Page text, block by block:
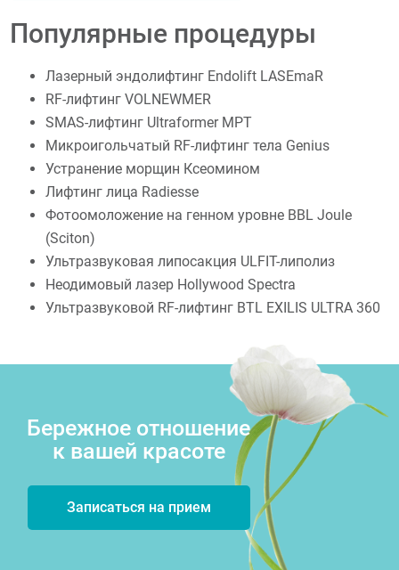
Популярные процедуры
Лазерный эндолифтинг Endolift LASEmaR
RF-лифтинг VOLNEWMER
SMAS-лифтинг Ultraformer MPT
Микроигольчатый RF-лифтинг тела Genius
Устранение морщин Ксеомином
Лифтинг лица Radiesse
Фотоомоложение на генном уровне BBL Joule
(Sciton)
Ультразвуковая липосакция ULFIT-липолиз
Неодимовый лазер Hollywood Spectra
Ультразвуковой RF-лифтинг BTL EXILIS ULTRA 360
Бережное отношение
к вашей красоте
Записаться на прием